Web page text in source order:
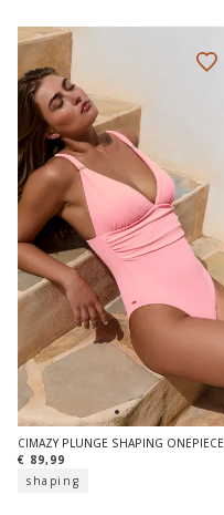
CIMAZY PLUNGE SHAPING ONEPIECE
€ 89,99
shaping